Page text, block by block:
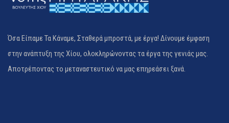
Όσα Είπαμε Τα Κάναμε, Σταθερά μπροστά, με έργα! Δίνουμε έμφαση
στην ανάπτυξη της Χίου, ολοκληρώνοντας τα έργα της γενιάς μας.
Αποτρέποντας το μεταναστευτικό να μας επηρεάσει ξανά.